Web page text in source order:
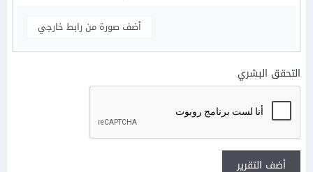
أضف صورة من رابط خارجي
التحقق البشري
أضف التقرير